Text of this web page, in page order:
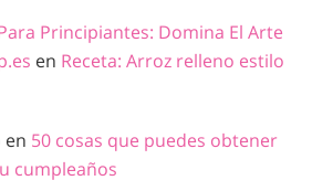
Principiantes: Domina El Arte
en Receta: Arroz relleno estilo
en 50 cosas que puedes obtener
cumpleaños